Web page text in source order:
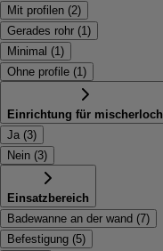
Mit profilen (2)
Gerades rohr (1)
Minimal (1)
Ohne profile (1)
Einrichtung für mischerloch
Ja (3)
Nein (3)
Einsatzbereich
Badewanne an der wand (7)
Befestigung (5)